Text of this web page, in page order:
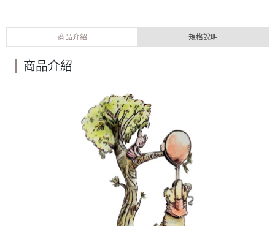
商品介紹 規格說明
商品介紹